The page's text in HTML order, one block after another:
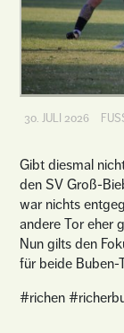
30. JULI 2026
Gibt diesmal
den SV Groß-
war nichts
andere Tor eher
Nun gilts den
für beide Buben-
#richen